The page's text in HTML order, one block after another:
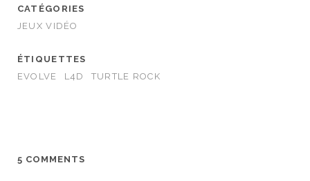
CATÉGORIES
JEUX VIDÉO
ÉTIQUETTES
EVOLVE
L4D TURTLE ROCK
5 COMMENTS